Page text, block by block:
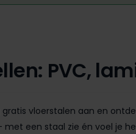
PVC,
vloerstalen aan en
met een staal zie én voel je